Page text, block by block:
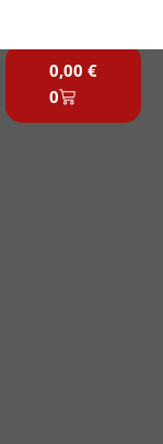
0,00 €
0
Warenkorb